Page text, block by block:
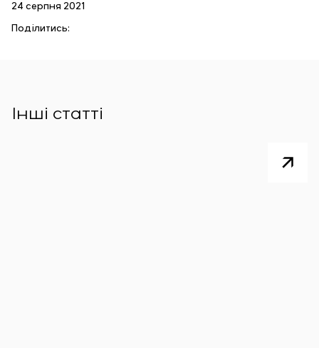
24 серпня 2021
Поділитись:
Інші статті